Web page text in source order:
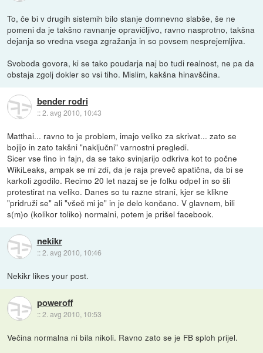
To, če bi v drugih sistemih bilo stanje domnevno slabše, še ne
pomeni da je takšno ravnanje opravičljivo, ravno nasprotno, takšna
dejanja so vredna vsega zgražanja in so povsem nesprejemljiva.
Svoboda govora, ki se tako poudarja naj bo tudi realnost, ne pa da
obstaja zgolj dokler so vsi tiho. Mislim, kakšna hinavščina.
bender rodri
::2. avg 2010, 10:43
Matthai... ravno to je problem, imajo veliko za skrivat... zato se
bojijo in zato takšni "naključni" varnostni pregledi.
Sicer vse fino in fajn, da se tako svinjarijo odkriva kot to počne
WikiLeaks, ampak se mi zdi, da je raja preveč apatična, da bi se
karkoli zgodilo. Recimo 20 let nazaj se je folku odpel in so šli
protestirat na veliko. Danes so tu razne strani, kjer se klikne
"pridruži se" ali "všeč mi je" in je delo končano. V glavnem, bili
s(m)o (kolikor toliko) normalni, potem je prišel facebook.
nekikr
::2. avg 2010, 10:46
Nekikr likes your post.
poweroff
::2. avg 2010, 10:53
Večina normalna ni bila nikoli. Ravno zato se je FB sploh prijel.